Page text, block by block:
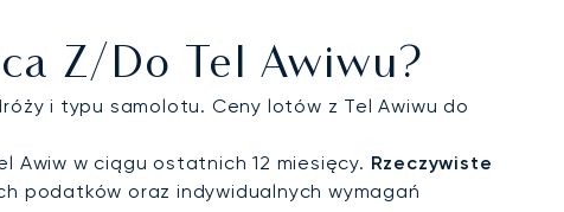
Z/do Tel Awiwu?
i typu samolotu. Ceny lotów z Tel Awiwu do
Awiw w ciągu ostatnich 12 miesięcy. Rzeczywiste
podatków oraz indywidualnych wymagań